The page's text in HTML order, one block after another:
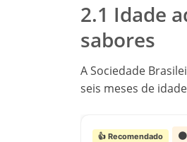
2.1 Idade
sabores
A Sociedade
seis meses de
👍 Recomendado 🟠